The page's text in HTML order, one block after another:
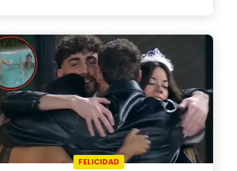
FELICIDAD